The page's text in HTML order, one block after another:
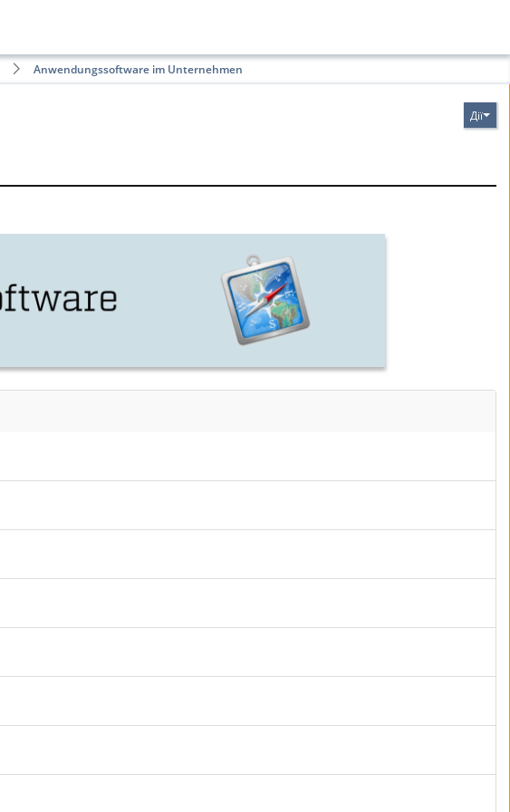
Anwendungssoftware im Unternehmen
Дії